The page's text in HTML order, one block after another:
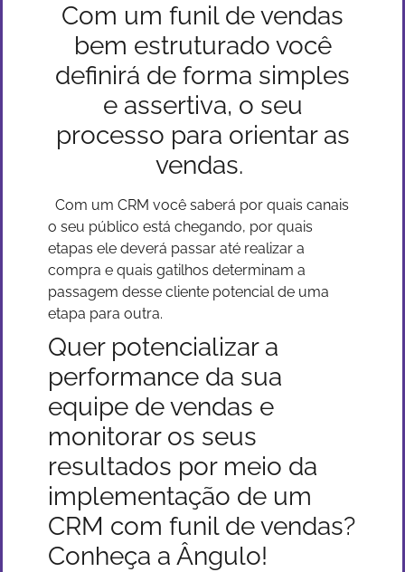
Com um funil de vendas
bem estruturado você
definirá de forma simples
e assertiva, o seu
processo para orientar as
vendas.
Com um CRM você saberá por quais canais
o seu público está chegando, por quais
etapas ele deverá passar até realizar a
compra e quais gatilhos determinam a
passagem desse cliente potencial de uma
etapa para outra.
Quer potencializar a
performance da sua
equipe de vendas e
monitorar os seus
resultados por meio da
implementação de um
CRM com funil de vendas?
Conheça a Ângulo!